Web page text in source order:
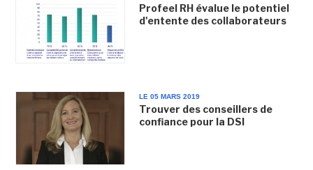
Profeel RH évalue le potentiel
d'entente des collaborateurs
LE 05 MARS 2019
Trouver des conseillers de
confiance pour la DSI